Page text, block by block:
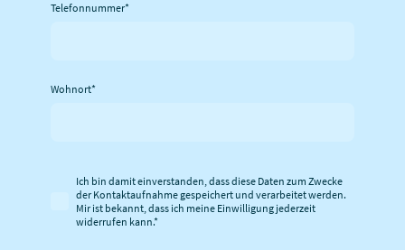
Telefonnummer*
Wohnort*
Ich bin damit einverstanden, dass diese Daten zum Zwecke
der Kontaktaufnahme gespeichert und verarbeitet werden.
Mir ist bekannt, dass ich meine Einwilligung jederzeit
widerrufen kann.*